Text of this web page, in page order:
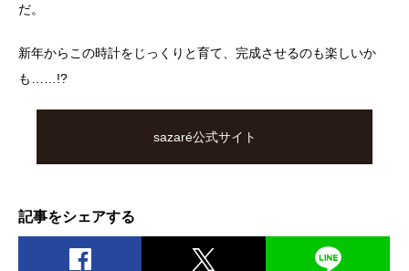
だ。
新年からこの時計をじっくりと育て、完成させるのも楽しいか
も……!?
sazaré公式サイト
記事をシェアする